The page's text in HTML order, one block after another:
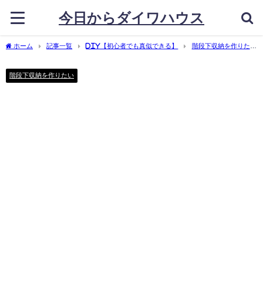
今日からダイワハウス
ホーム 記事一覧 DIY【初心者でも真似できる】
階段下収納を作りた
階段下収納を作りたい